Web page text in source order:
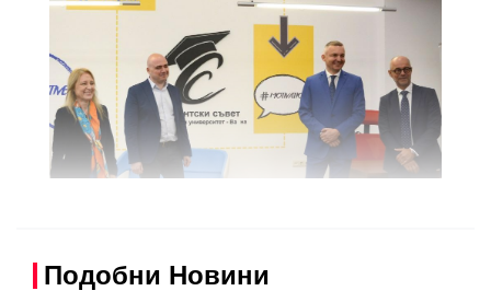
Подобни Новини